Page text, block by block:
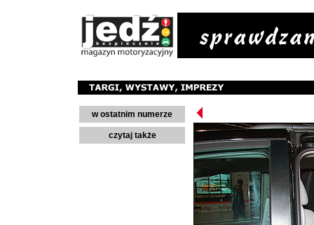
w ostatnim numerze
czytaj także